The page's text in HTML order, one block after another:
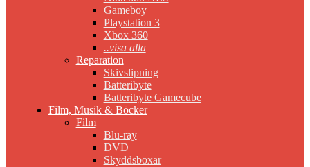
Gameboy
Playstation 3
Xbox 360
..visa alla
Reparation
Skivslipning
Batteribyte
Batteribyte Gamecube
Film, Musik & Böcker
Film
Blu-ray
DVD
Skyddsboxar